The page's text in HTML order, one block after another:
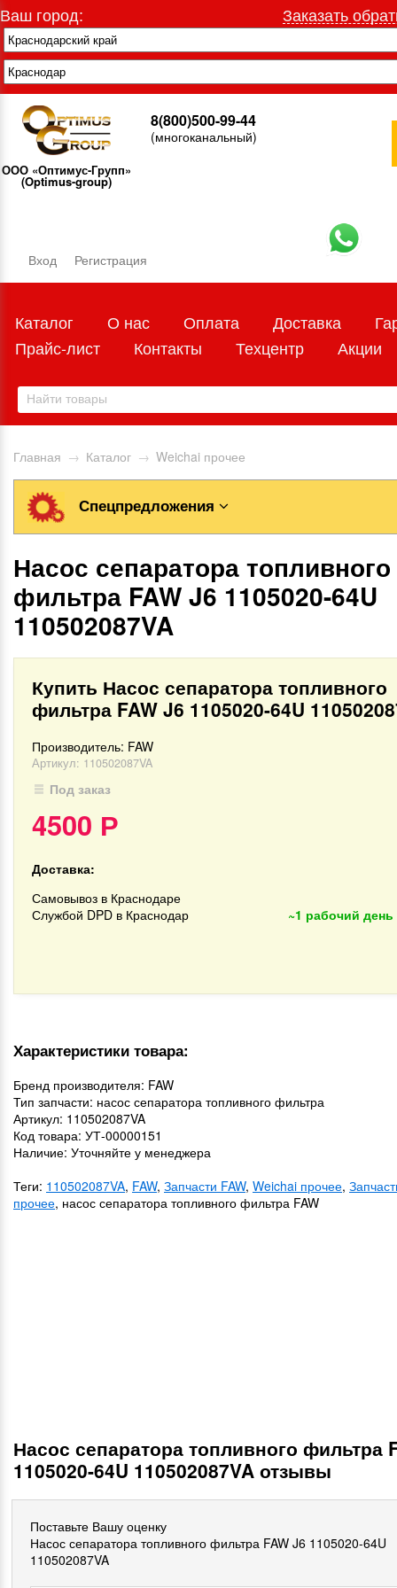
Ваш город: Заказать
ООО «Оптимус-Групп»
(Optimus-group)
8(800)500-99-44
(многоканальный)
Вход Регистрация
Каталог О нас Оплата Доставка
Прайс-лист
Контакты Техцентр Акции
Главная → Каталог → Weichai прочее
Спецпредложения
Насос сепаратора топливного
фильтра FAW J6 1105020-64U
110502087VA
Купить Насос сепаратора топливного
фильтра FAW J6 1105020-64U
Производитель: FAW
Артикул: 110502087VA
Под заказ
4500 Р
Доставка:
Самовывоз в Краснодаре
Службой DPD в Краснодар
~1 рабочий день
Характеристики товара:
Бренд производителя: FAW
Тип запчасти: насос сепаратора топливного фильтра
Артикул: 110502087VA
Код товара: УТ-00000151
Наличие: Уточняйте у менеджера
Теги: 110502087VA, FAW, Запчасти FAW, Weichai прочее,
прочее, насос сепаратора топливного фильтра FAW
Насос сепаратора топливного фильтра
1105020-64U 110502087VA отзывы
Поставьте Вашу оценку
Насос сепаратора топливного фильтра FAW J6 1105020-64U
110502087VA